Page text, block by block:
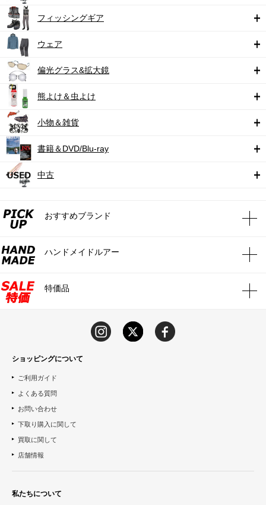
フィッシングギア
ウェア
偏光グラス&拡大鏡
熊よけ＆虫よけ
小物＆雑貨
書籍＆DVD/Blu-ray
中古
おすすめブランド
ハンドメイドルアー
特価品
ショッピングについて
ご利用ガイド
よくある質問
お問い合わせ
下取り購入に関して
買取に関して
店舗情報
私たちについて